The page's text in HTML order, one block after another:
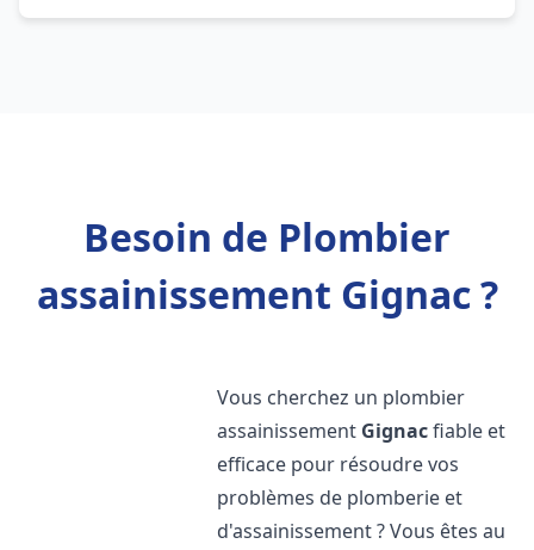
Besoin de Plombier
assainissement Gignac ?
Vous cherchez un plombier
assainissement Gignacfiable et
efficace pour résoudre vos
problèmes de plomberie et
d'assainissement ? Vous êtes au